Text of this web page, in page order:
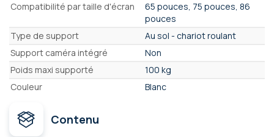
Compatibilité par taille d'écran
65 pouces, 75 pouces, 86
pouces
Type de support
Au sol - chariot roulant
Support caméra intégré
Non
Poids maxi supporté
100 kg
Couleur
Blanc
Contenu